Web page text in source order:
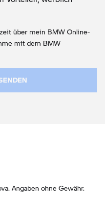
Einwilligung zur
über mein BMW Online-
mit dem BMW
zur Fußnote: Widerruf der
Angaben ohne Gewähr.